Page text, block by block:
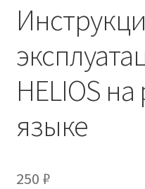
HELIOS
языке
250 ₽